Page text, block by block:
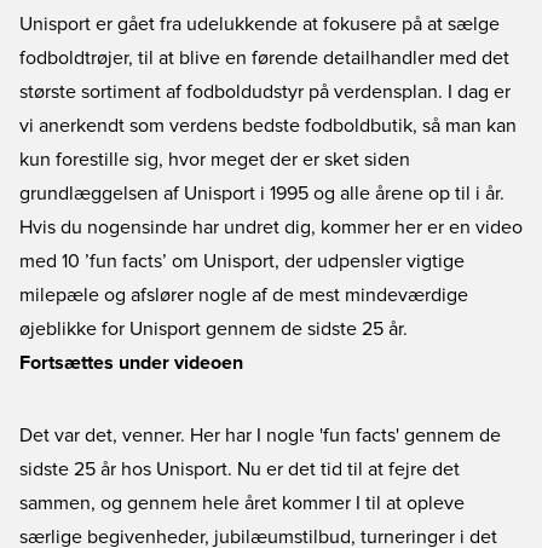
Unisport er gået fra udelukkende at fokusere på at sælge
fodboldtrøjer, til at blive en førende detailhandler med det
største sortiment af fodboldudstyr på verdensplan. I dag er
vi anerkendt som verdens bedste fodboldbutik, så man kan
kun forestille sig, hvor meget der er sket siden
grundlæggelsen af Unisport i 1995 og alle årene op til i år.
Hvis du nogensinde har undret dig, kommer her er en video
med 10 ’fun facts’ om Unisport, der udpensler vigtige
milepæle og afslører nogle af de mest mindeværdige
øjeblikke for Unisport gennem de sidste 25 år.
Fortsættes under videoen
Det var det, venner. Her har I nogle 'fun facts' gennem de
sidste 25 år hos Unisport. Nu er det tid til at fejre det
sammen, og gennem hele året kommer I til at opleve
særlige begivenheder, jubilæumstilbud, turneringer i det